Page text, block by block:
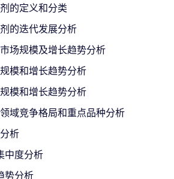
的定义和分类
的迭代发展分析
场规模及增长趋势分析
模和增长趋势分析
模和增长趋势分析
域竞争格局和重点品种分析
析
中度分析
势分析